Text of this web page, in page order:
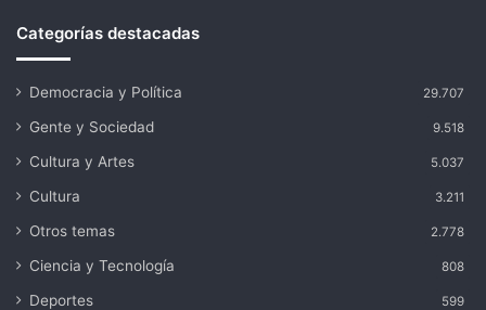
Categorías destacadas
Democracia y Política 29.707
Gente y Sociedad 9.518
Cultura y Artes 5.037
Cultura 3.211
Otros temas 2.778
Ciencia y Tecnología 808
Deportes 599